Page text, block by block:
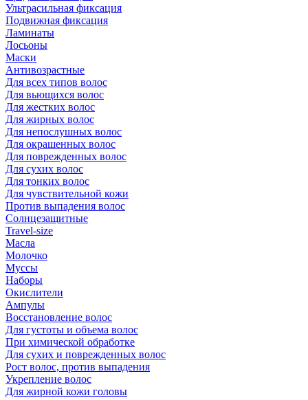
Ультрасильная фиксация
Подвижная фиксация
Ламинаты
Лосьоны
Маски
Антивозрастные
Для всех типов волос
Для вьющихся волос
Для жестких волос
Для жирных волос
Для непослушных волос
Для окрашенных волос
Для поврежденных волос
Для сухих волос
Для тонких волос
Для чувствительной кожи
Против выпадения волос
Солнцезащитные
Travel-size
Масла
Молочко
Муссы
Наборы
Окислители
Ампулы
Восстановление волос
Для густоты и объема волос
При химической обработке
Для сухих и поврежденных волос
Рост волос, против выпадения
Укрепление волос
Для жирной кожи головы